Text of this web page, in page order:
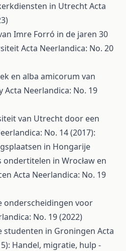
in UtrechtActa
Imre Forró in de jaren 30
Acta Neerlandica: No. 20
en alba amicorum van
Acta Neerlandica: No. 19
van Utrecht door een
No. 14 (2017):
in Hongarije
ondertitelen in Wrocław en
Acta Neerlandica: No. 19
onderscheidingen voor
No. 19 (2022)
studenten in Groningen Acta
Handel, migratie, hulp -